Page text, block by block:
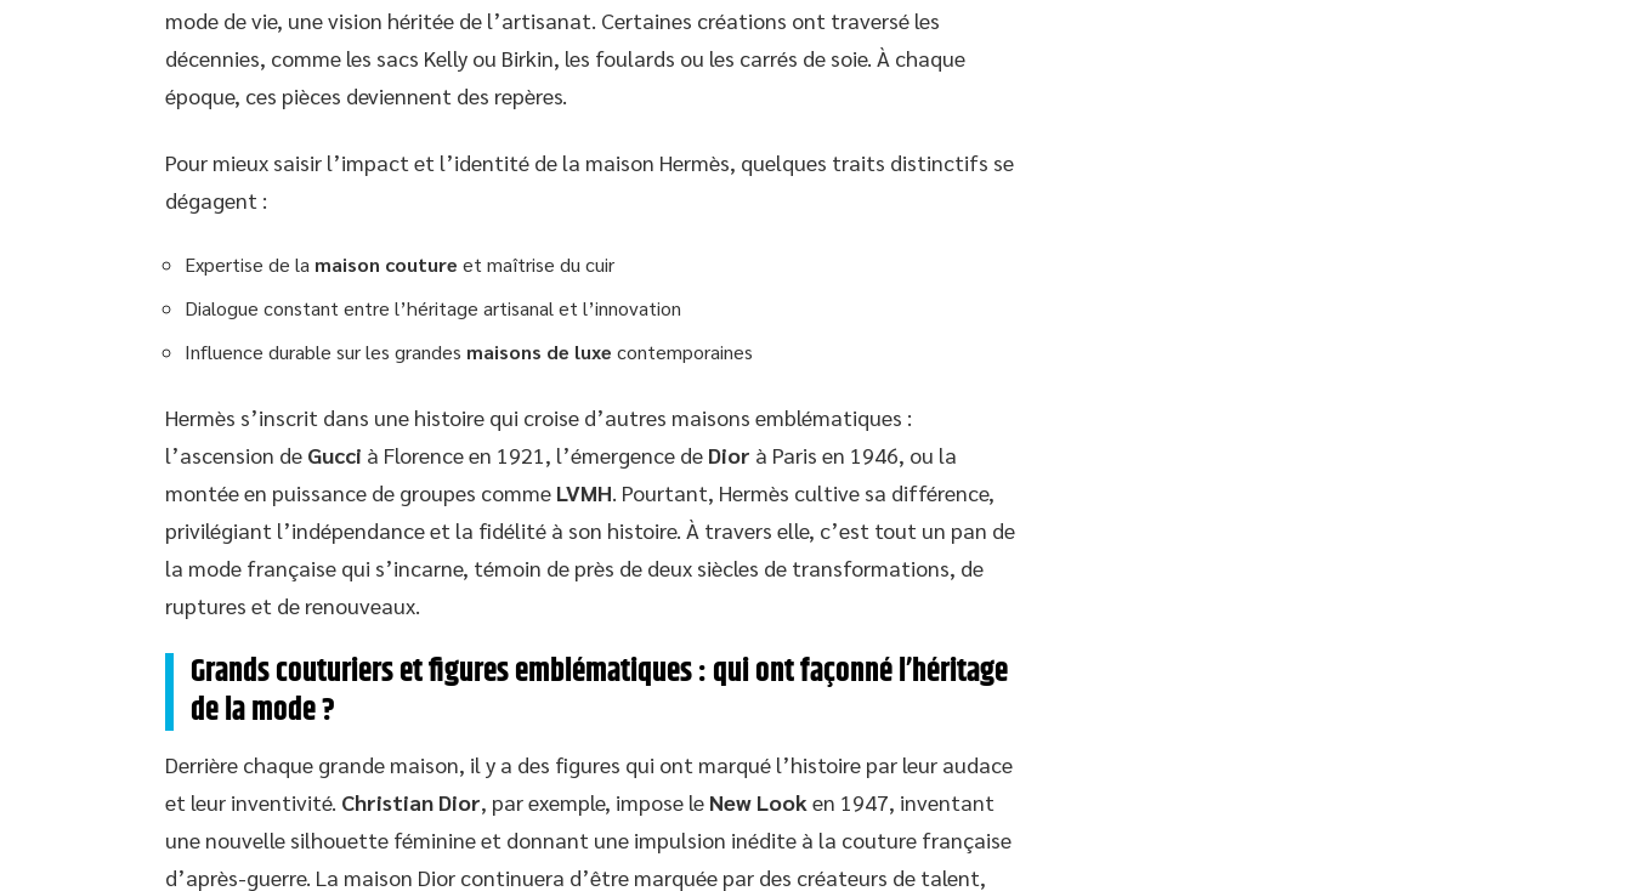
mode de vie, une vision héritée de l’artisanat. Certaines créations ont traversé les
décennies, comme les sacs Kelly ou Birkin, les foulards ou les carrés de soie. À chaque
époque, ces pièces deviennent des repères.
Pour mieux saisir l’impact et l’identité de la maison Hermès, quelques traits distinctifs se
dégagent :
Expertise de la maison couture et maîtrise du cuir
Dialogue constant entre l’héritage artisanal et l’innovation
Influence durable sur les grandes maisons de luxe contemporaines
Hermès s’inscrit dans une histoire qui croise d’autres maisons emblématiques :
l’ascension de Gucci à Florence en 1921, l’émergence de Dior à Paris en 1946, ou la
montée en puissance de groupes comme LVMH. Pourtant, Hermès cultive sa différence,
privilégiant l’indépendance et la fidélité à son histoire. À travers elle, c’est tout un pan de
la mode française qui s’incarne, témoin de près de deux siècles de transformations, de
ruptures et de renouveaux.
Grands couturiers et figures emblématiques : qui ont façonné l’héritage
de la mode ?
Derrière chaque grande maison, il y a des figures qui ont marqué l’histoire par leur audace
et leur inventivité. Christian Dior, par exemple, impose le New Look en 1947, inventant
une nouvelle silhouette féminine et donnant une impulsion inédite à la couture française
d’après-guerre. La maison Dior continuera d’être marquée par des créateurs de talent,